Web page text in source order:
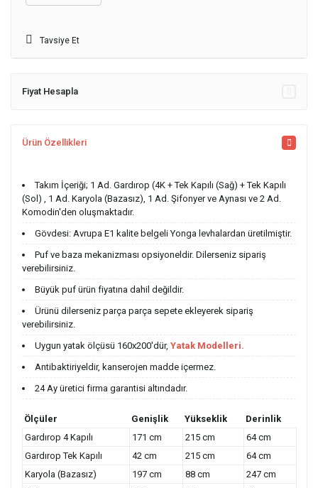
Tavsiye Et
Fiyat Hesapla
Ürün Özellikleri
Takım İçeriği; 1 Ad. Gardırop (4K + Tek Kapılı (Sağ) + Tek Kapılı
(Sol) , 1 Ad. Karyola (Bazasız), 1 Ad. Şifonyer ve Aynası ve 2 Ad.
Komodin'den oluşmaktadır.
Gövdesi: Avrupa E1 kalite belgeli Yonga levhalardan üretilmiştir.
Puf ve baza mekanizması opsiyoneldir. Dilerseniz sipariş
verebilirsiniz.
Büyük puf ürün fiyatına dahil değildir.
Ürünü dilerseniz parça parça sepete ekleyerek sipariş
verebilirsiniz.
Uygun yatak ölçüsü 160x200'dür, Yatak Modelleri.
Antibaktiriyeldir, kanserojen madde içermez.
24 Ay üretici firma garantisi altındadır.
Ölçüler Genişlik Yükseklik
Derinlik
Gardırop 4 Kapılı
171 cm 215 cm
64 cm
Gardırop Tek Kapılı
42 cm 215 cm
64 cm
Karyola (Bazasız)
197 cm 88 cm
247 cm